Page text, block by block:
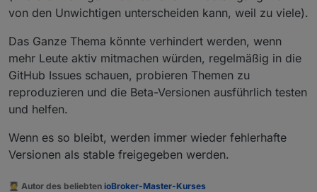
von den Unwichtigen unterscheiden kann, weil zu viele).
Das Ganze Thema könnte verhindert werden, wenn
mehr Leute aktiv mitmachen würden, regelmäßig in die
GitHub Issues schauen, probieren Themen zu
reproduzieren und die Beta-Versionen ausführlich testen
und helfen.
Wenn es so bleibt, werden immer wieder fehlerhafte
Versionen als stable freigegeben werden.
🧑‍🎓 Autor des beliebten ioBroker-Master-Kurses